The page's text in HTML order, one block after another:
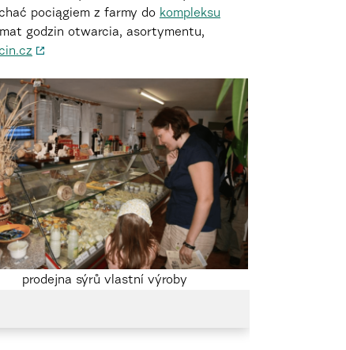
pociągiem z farmy do kompleksu
godzin otwarcia, asortymentu,
prodejna sýrů vlastní výroby